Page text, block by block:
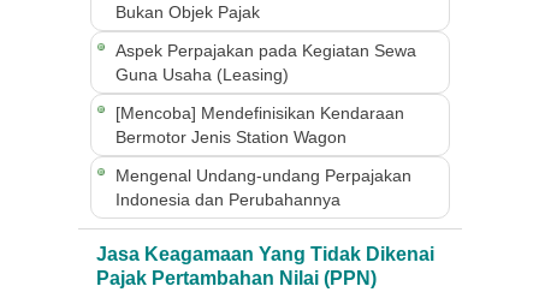
Bukan Objek Pajak
Aspek Perpajakan pada Kegiatan Sewa
Guna Usaha (Leasing)
[Mencoba] Mendefinisikan Kendaraan
Bermotor Jenis Station Wagon
Mengenal Undang-undang Perpajakan
Indonesia dan Perubahannya
Jasa Keagamaan Yang Tidak Dikenai
Pajak Pertambahan Nilai (PPN)